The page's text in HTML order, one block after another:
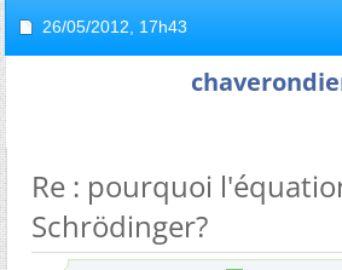
26/05/2012, 17h43
Re : pourquoi
Schrödinger?